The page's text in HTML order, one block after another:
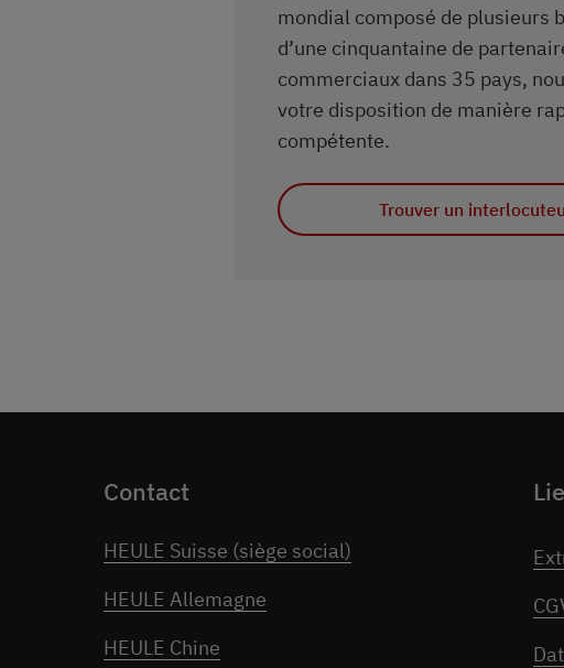
mondial composé de plusieurs
d’une cinquantaine de
commerciaux dans 35 pays,
votre disposition de manière
compétente.
Trouver un
Contact
HEULE Suisse (siège social)
HEULE Allemagne
HEULE Chine